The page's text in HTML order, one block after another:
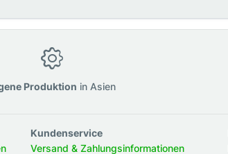
Produktion in Asien
Kundenservice
Versand & Zahlungsinformationen